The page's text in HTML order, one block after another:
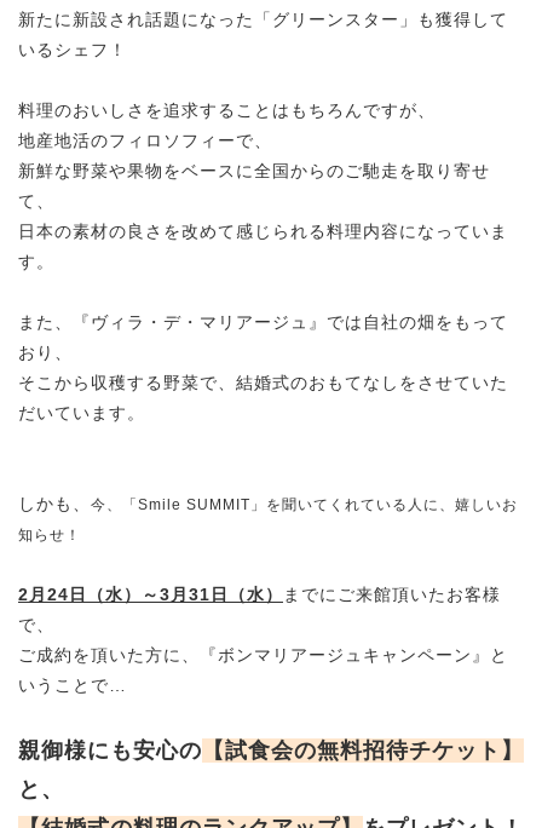
新たに新設され話題になった「グリーンスター」も獲得して
いるシェフ！
料理のおいしさを追求することはもちろんですが、
地産地活のフィロソフィーで、
新鮮な野菜や果物をベースに全国からのご馳走を取り寄せ
て、
日本の素材の良さを改めて感じられる料理内容になっていま
す。
また、『ヴィラ・デ・マリアージュ』では自社の畑をもって
おり、
そこから収穫する野菜で、結婚式のおもてなしをさせていた
だいています。
しかも、 今、「Smile SUMMIT」を聞いてくれている人に、嬉しいお
知らせ！
2月24日（水）～3月31日（水）
までにご来館頂いたお客様
で、
ご成約を頂いた方に、『ボンマリアージュキャンペーン』と
いうことで…
親御様にも安心の 【試食会の無料招待チケット】
と、